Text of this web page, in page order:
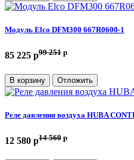
Модуль Elco DFM300 667R0600-1
85 225 p99 251 p
В корзину Отложить
Реле давления воздуха HUBA
12 580 p14 560 p